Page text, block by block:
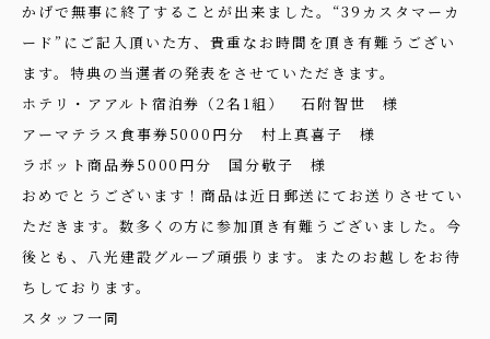
かげで無事に終了することが出来ました。“39カスタマーカ
ード”にご記入頂いた方、貴重なお時間を頂き有難うござい
ます。特典の当選者の発表をさせていただきます。
ホテリ・アアルト宿泊券（2名1組） 石附智世 様
アーマテラス食事券5000円分 村上真喜子 様
ラボット商品券5000円分 国分敬子 様
おめでとうございます！商品は近日郵送にてお送りさせてい
ただきます。数多くの方に参加頂き有難うございました。今
後とも、八光建設グループ頑張ります。またのお越しをお待
ちしております。
スタッフ一同